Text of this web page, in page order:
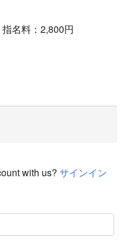
名料：2,800円
with us? サインイン